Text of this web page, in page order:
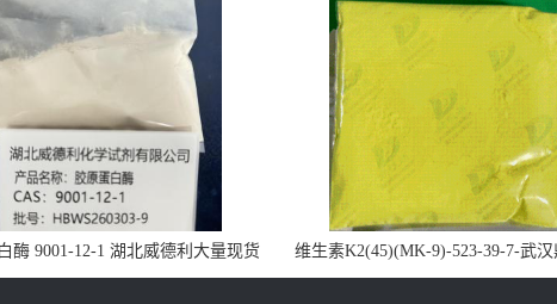
酶 9001-12-1 湖北威德利大量现货
供应
维生素K2(45)(MK-9)-523-39-7-武汉
药业大量现货供应